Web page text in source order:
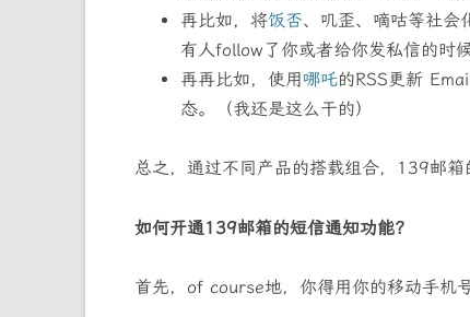
再比如，将饭否、叽歪、嘀咕等社会
有人follow了你或者给你发私信的时
再再比如，使用哪吒的RSS更新
态。（我还是这么干的）
总之，通过不同产品的搭载组合，139邮箱
如何开通139邮箱的短信通知功能？
首先，of course地，你得用你的移动手机